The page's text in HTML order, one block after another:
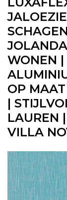
WONEN |
OP
|
LAUREN
VILLA